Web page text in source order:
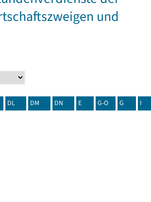
und
DL DM DN E G-O G I